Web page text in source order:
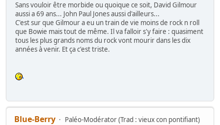
Sans vouloir être morbide ou quoique ce soit, David Gilmour
aussi a 69 ans... John Paul Jones aussi d'ailleurs...
C'est sur que Gilmour a eu un train de vie moins de rock n roll
que Bowie mais tout de même. Il va falloir s'y faire : quasiment
tous les plus grands noms du rock vont mourir dans les dix
années à venir. Et ça c'est triste.
Blue-Berry
Paléo-Modérator (Trad : vieux con pontifiant)